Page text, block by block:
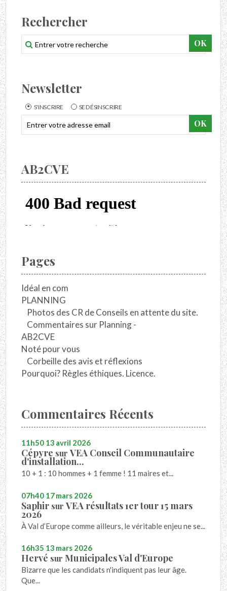
Rechercher
Newsletter
S'INSCRIRE SE DÉSINSCRIRE
AB2CVE
Pages
Idéal en com
PLANNING
Photos des CR de Conseils en attente du site.
Commentaires sur Planning -
AB2CVE
Noté pour vous
Corbeille des avis et réflexions
Pourquoi? Règles éthiques. Licence.
Commentaires Récents
11h50 13 avril 2026
Cépyre surVEA Conseil Communautaire
d'installation...
10 + 1 : 10 hommes + 1 femme ! 11 maires et...
07h40 17mars 2026
Saphir surVEA résultats 1er tour 15 mars
2026
À Val d’Europe comme ailleurs, le véritable enjeu ne se...
16h35 13 mars 2026
Hervé sur Municipales Val d'Europe
Bizarre que les candidats n'indiquent pas leur âge.
Que...